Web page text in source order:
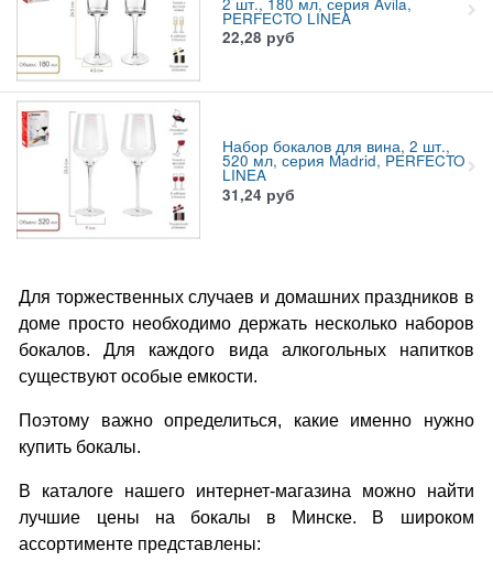
PERFECTO LINEA
22,28 руб
Набор бокалов для вина, 2 шт.,
520 мл, серия Madrid, PERFECTO
LINEA
31,24 руб
Для торжественных случаев и домашних праздников в
доме просто необходимо держать несколько наборов
бокалов. Для каждого вида алкогольных напитков
существуют особые емкости.
Поэтому важно определиться, какие именно нужно
купить бокалы.
В каталоге нашего интернет-магазина можно найти
лучшие цены на бокалы в Минске. В широком
ассортименте представлены: